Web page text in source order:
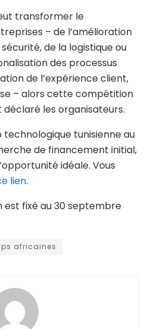
transformer le
– de l’amélioration
de la logistique ou
des processus
de l’expérience client,
– alors cette compétition
les organisateurs.
technologique tunisienne au
de financement initial,
idéale. Vous
lien.
est fixé au 30 septembre
africaines